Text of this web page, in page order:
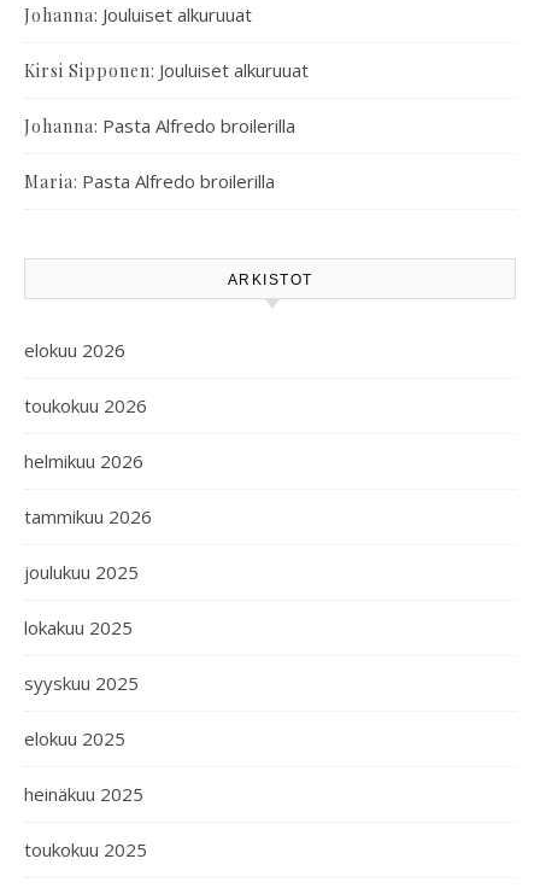
Johanna: Jouluiset alkuruuat
Kirsi Sipponen: Jouluiset alkuruuat
Johanna: Pasta Alfredo broilerilla
Maria: Pasta Alfredo broilerilla
ARKISTOT
elokuu 2026
toukokuu 2026
helmikuu 2026
tammikuu 2026
joulukuu 2025
lokakuu 2025
syyskuu 2025
elokuu 2025
heinäkuu 2025
toukokuu 2025